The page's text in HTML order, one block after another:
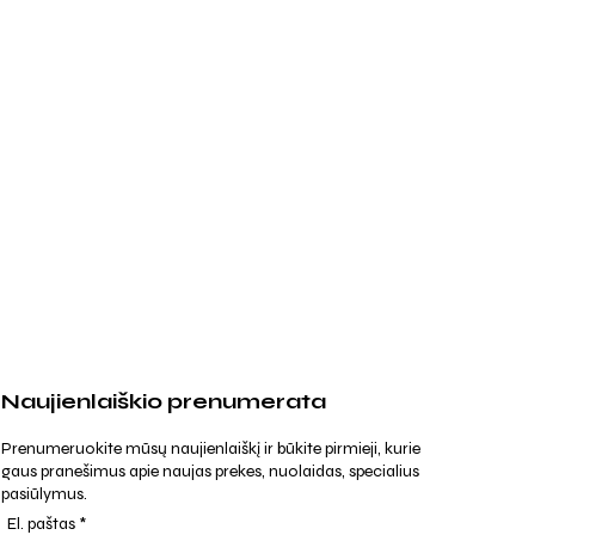
Naujienlaiškio prenumerata
Prenumeruokite mūsų naujienlaiškį ir būkite pirmieji, kurie
gaus pranešimus apie naujas prekes, nuolaidas, specialius
pasiūlymus.
El. paštas